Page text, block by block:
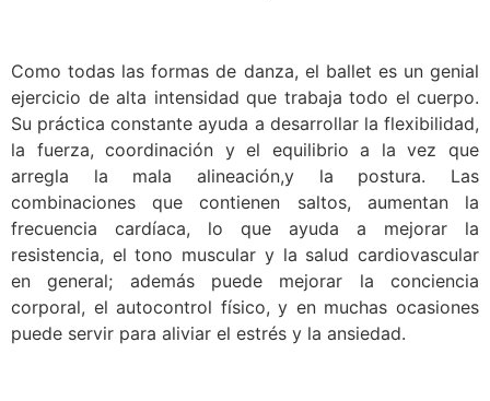
Como todas las formas de danza, el ballet es un genial
ejercicio de alta intensidad que trabaja todo el cuerpo.
Su práctica constante ayuda a desarrollar la flexibilidad,
la fuerza, coordinación y el equilibrio a la vez que
arregla la mala alineación,y la postura. Las
combinaciones que contienen saltos, aumentan la
frecuencia cardíaca, lo que ayuda a mejorar la
resistencia, el tono muscular y la salud cardiovascular
en general; además puede mejorar la conciencia
corporal, el autocontrol físico, y en muchas ocasiones
puede servir para aliviar el estrés y la ansiedad.